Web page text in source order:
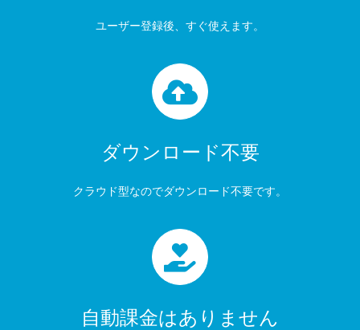
ユーザー登録後、すぐ使えます。
ダウンロード不要
クラウド型なのでダウンロード不要です。
自動課金はありません